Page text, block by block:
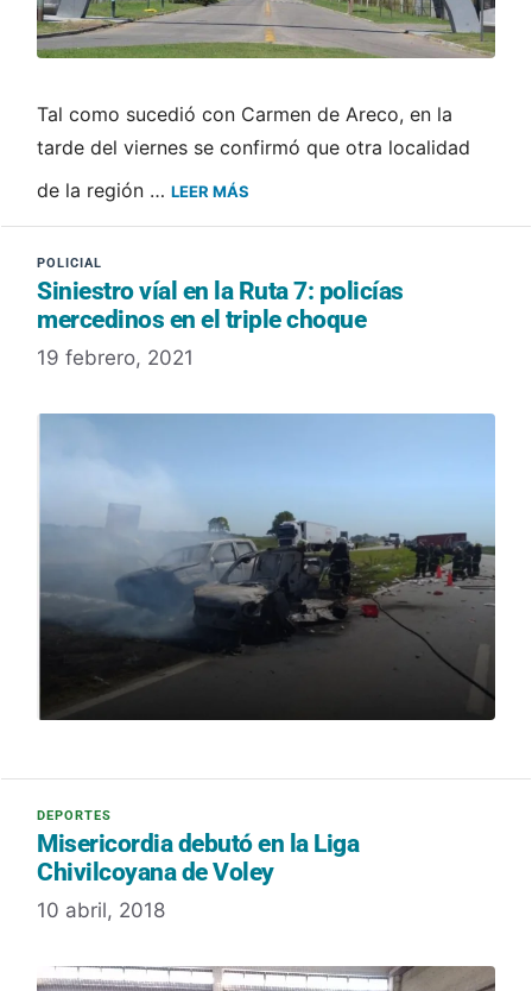
Tal como sucedió con Carmen de Areco, en la
tarde del viernes se confirmó que otra localidad
de la región … LEER MÁS
Siniestro víal en la Ruta 7: policías
mercedinos en el triple choque
19 febrero, 2021
Misericordia debutó en la Liga
Chivilcoyana de Voley
10 abril, 2018